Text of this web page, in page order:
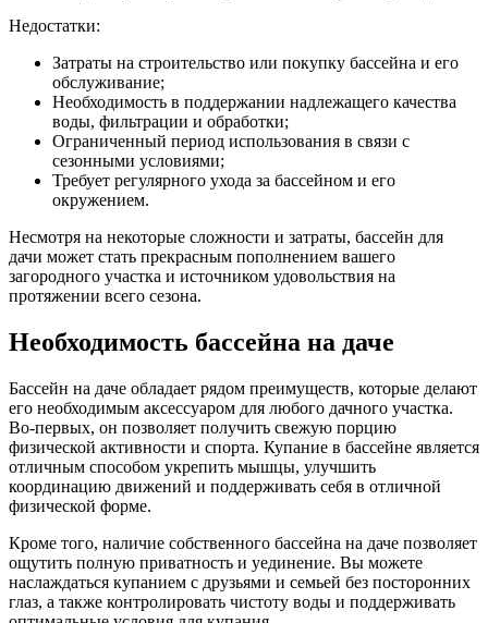
Недостатки:
Затраты на строительство или покупку бассейна и его
обслуживание;
Необходимость в поддержании надлежащего качества
воды, фильтрации и обработки;
Ограниченный период использования в связи с
сезонными условиями;
Требует регулярного ухода за бассейном и его
окружением.
Несмотря на некоторые сложности и затраты, бассейн для
дачи может стать прекрасным пополнением вашего
загородного участка и источником удовольствия на
протяжении всего сезона.
Необходимость бассейна на даче
Бассейн на даче обладает рядом преимуществ, которые делают
его необходимым аксессуаром для любого дачного участка.
Во-первых, он позволяет получить свежую порцию
физической активности и спорта. Купание в бассейне является
отличным способом укрепить мышцы, улучшить
координацию движений и поддерживать себя в отличной
физической форме.
Кроме того, наличие собственного бассейна на даче позволяет
ощутить полную приватность и уединение. Вы можете
наслаждаться купанием с друзьями и семьей без посторонних
глаз, а также контролировать чистоту воды и поддерживать